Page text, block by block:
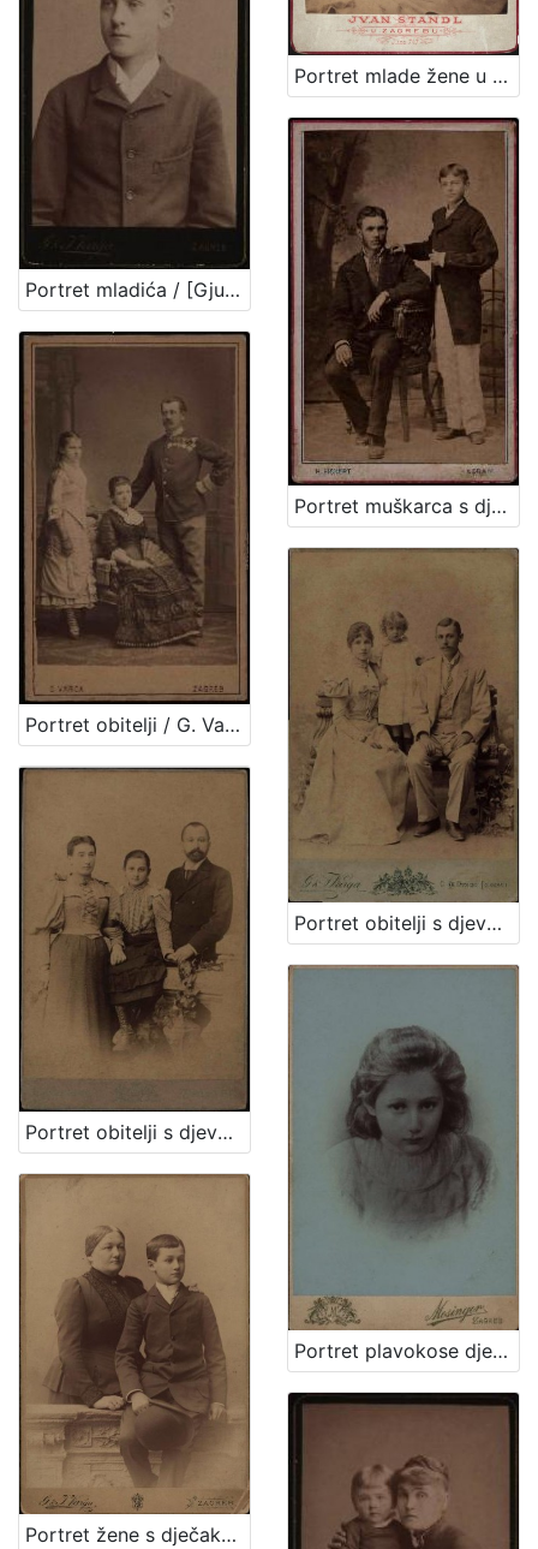
Portret mlade žene u bijeloj haljini / Ivan Standl
Portret mladića / [Gjuro Varga] ; [izradio fotografski atelijer] G. & I. Varga
Portret muškarca s dječakom u bijelim hlačama / H. Fickert ; [izradila] Poslovnica svetlo slikah Herrmana Fikerta u Zagrebu
Portret obitelji / G. Varga
Portret obitelji s djevojčicom / G. & I. Varga
Portret obitelji s djevojčicom u sredini / Mosinger & Breyer
Portret plavokose djevojčice / Mosinger ; [izradio] Artistički zavod Mosinger
Portret žene s dječakom / G. & I. Varga